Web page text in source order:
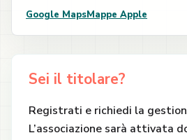
Google MapsMappe Apple
Sei il titolare?
Registrati e richiedi la
L’associazione sarà attivata